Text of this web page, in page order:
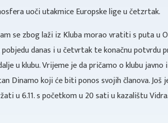
uoči utakmice Europske lige u četzrtak.
se zbog laži iz Kluba morao vratiti s puta u
danas i u četvrtak te konačnu potvrdu
u klubu. Vrijeme je da pričamo o klubu javno
Dinamo koji će biti ponos svojih članova. Još
u 6.11. s početkom u 20 sati u kazalištu